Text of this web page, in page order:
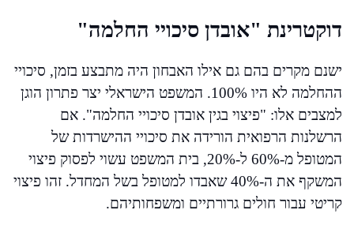
דוקטרינת "אובדן סיכויי החלמה"
ישנם מקרים בהם גם אילו האבחון היה מתבצע בזמן, סיכויי
ההחלמה לא היו 100%. המשפט הישראלי יצר פתרון הוגן
למצבים אלו: "פיצוי בגין אובדן סיכויי החלמה". אם
הרשלנות הרפואית הורידה את סיכויי ההישרדות של
המטופל מ-60% ל-20%, בית המשפט עשוי לפסוק פיצוי
המשקף את ה-40% שאבדו למטופל בשל המחדל. זהו פיצוי
קריטי עבור חולים גרורתיים ומשפחותיהם.